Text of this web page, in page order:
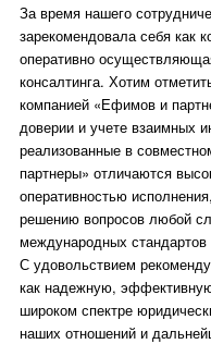
За время нашего
зарекомендовала себя как
оперативно
консалтинга. Хотим
компанией «Ефимов и
доверии и учете взаимных
реализованные в
партнеры» отличаются
оперативностью
решению вопросов любой
международных
С удовольствием
как надежную,
широком спектре
наших отношений и